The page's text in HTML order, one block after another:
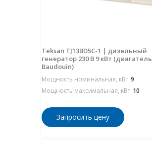
Teksan TJ13BD5C-1 | дизельный
генератор 230 В 9 кВт (двигатель
Baudouin)
Мощность номинальная, кВт 9
Мощность максимальная, кВт 10
Запросить цену